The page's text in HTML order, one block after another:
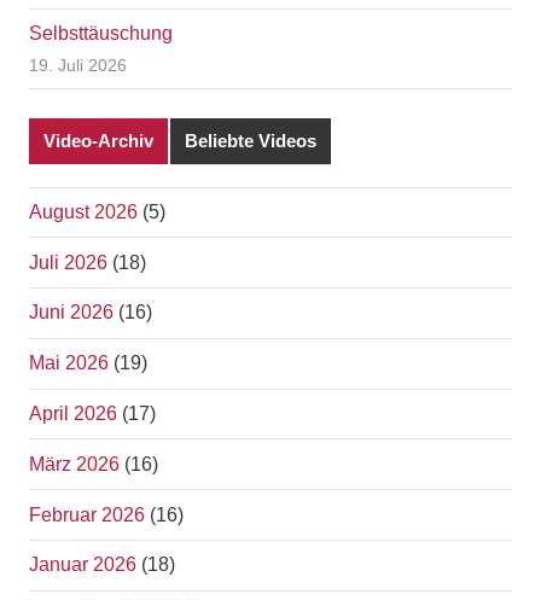
Selbsttäuschung
19. Juli 2026
Video-Archiv Beliebte Videos
August 2026 (5)
Juli 2026 (18)
Juni 2026 (16)
Mai 2026 (19)
April 2026 (17)
März 2026 (16)
Februar 2026 (16)
Januar 2026 (18)